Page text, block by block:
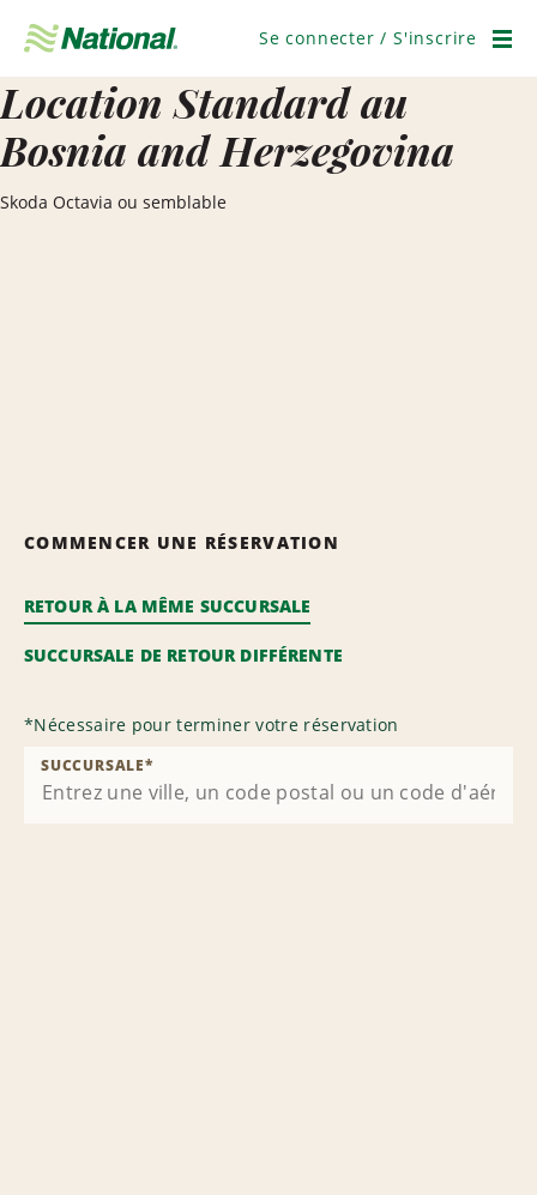
navigation
Se connecter / S'inscrire
Location Standard au
Bosnia and Herzegovina
Skoda Octavia ou semblable
COMMENCER UNE RÉSERVATION
RETOUR À LA MÊME SUCCURSALE
SUCCURSALE DE RETOUR DIFFÉRENTE
*Nécessaire pour terminer votre réservation
SUCCURSALE*